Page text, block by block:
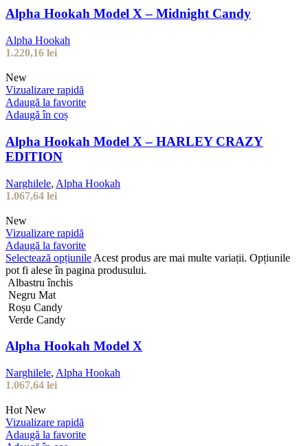
Alpha Hookah Model X – Midnight Candy
Alpha Hookah
1.220,16 lei
New
Vizualizare rapidă
Adaugă la favorite
Adaugă în coș
Alpha Hookah Model X – HARLEY CRAZY
EDITION
Narghilele, Alpha Hookah
1.067,64 lei
New
Vizualizare rapidă
Adaugă la favorite
Selectează opțiunile Acest produs are mai multe variații. Opțiunile
pot fi alese în pagina produsului.
Albastru închis
Negru Mat
Roșu Candy
Verde Candy
Alpha Hookah Model X
Narghilele, Alpha Hookah
1.067,64 lei
Hot New
Vizualizare rapidă
Adaugă la favorite